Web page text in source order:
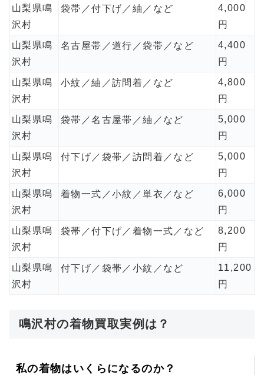
山梨県鳴
沢村
袋帯／付下げ／紬／など
4,000
円
山梨県鳴
沢村
名古屋帯／道行／袋帯／など
4,400
円
山梨県鳴
沢村
小紋／紬／訪問着／など
4,800
円
山梨県鳴
沢村
袋帯／名古屋帯／紬／など
5,000
円
山梨県鳴
沢村
付下げ／袋帯／訪問着／など
5,000
円
山梨県鳴
沢村
着物一式／小紋／単衣／など
6,000
円
山梨県鳴
沢村
袋帯／付下げ／着物一式／など
8,200
円
山梨県鳴
沢村
付下げ／袋帯／小紋／など
11,200
円
鳴沢村の着物買取実例は？
私の着物はいくらになるのか？